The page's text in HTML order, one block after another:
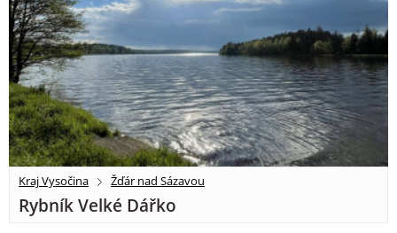
Kraj Vysočina Žďár nad Sázavou
Rybník Velké Dářko